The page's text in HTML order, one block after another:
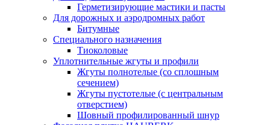
Герметизирующие мастики и пасты
Для дорожных и аэродромных работ
Битумные
Специального назначения
Тиоколовые
Уплотнительные жгуты и профили
Жгуты полнотелые (со сплошным
сечением)
Жгуты пустотелые (с центральным
отверстием)
Шовный профилированный шнур